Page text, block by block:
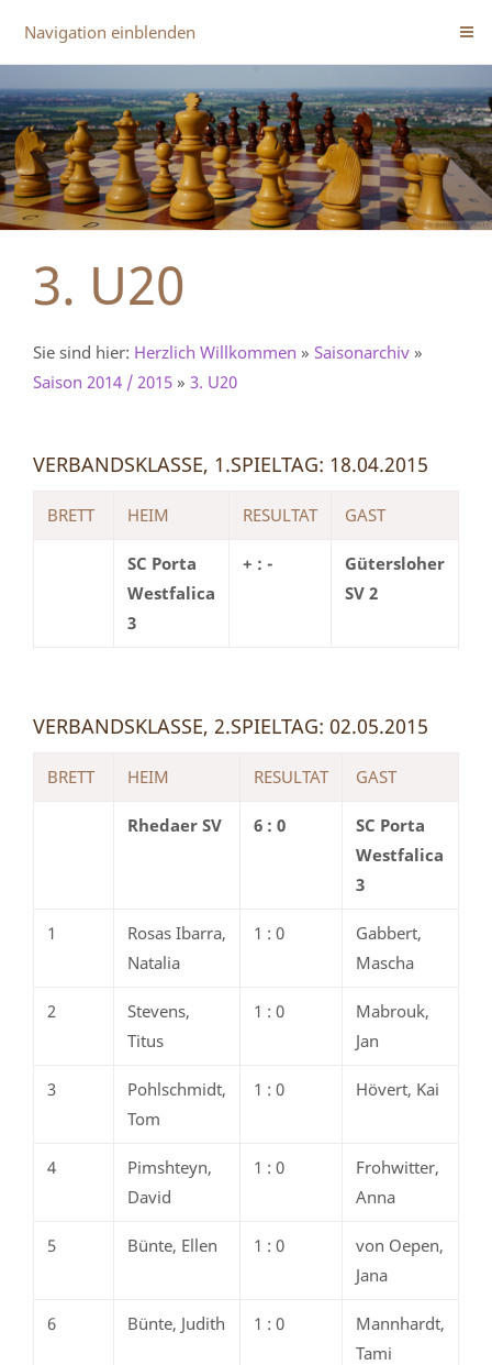
Navigation einblenden
3. U20
Sie sind hier: Herzlich Willkommen » Saisonarchiv »
Saison 2014 / 2015 » 3. U20
VERBANDSKLASSE, 1.SPIELTAG: 18.04.2015
BRETT HEIM RESULTAT GAST
SC Porta
Westfalica
3
+ : -
Gütersloher
SV 2
VERBANDSKLASSE, 2.SPIELTAG: 02.05.2015
BRETT HEIM RESULTAT GAST
Rhedaer SV 6 : 0
SC Porta
Westfalica
3
1
Rosas Ibarra,
Natalia
1 : 0
Gabbert,
Mascha
2
Stevens,
Titus
1 : 0
Mabrouk,
Jan
3
Pohlschmidt,
Tom
1 : 0 Hövert, Kai
4
Pimshteyn,
David
1 : 0
Frohwitter,
Anna
5 Bünte, Ellen 1 : 0
von Oepen,
Jana
6 Bünte, Judith 1 : 0
Mannhardt,
Tami